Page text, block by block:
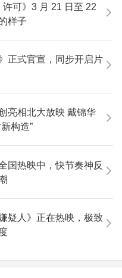
可》3 月 21 日至 22
样子
正式官宣，同步开启片
亮相北大放映 戴锦华
构造”
国热映中，快节奏神反
疑人》正在热映，极致